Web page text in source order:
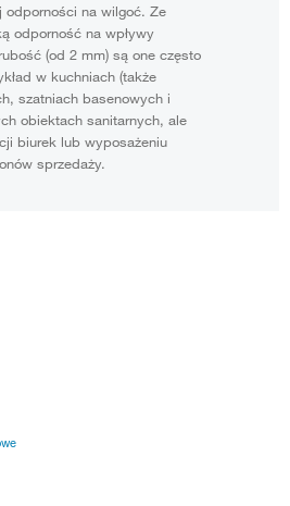
odporności na wilgoć. Ze
odporność na wpływy
(od 2 mm) są one często
w kuchniach (także
szatniach basenowych i
obiektach sanitarnych, ale
biurek lub wyposażeniu
sprzedaży.